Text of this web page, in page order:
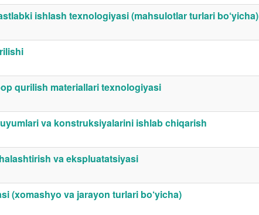
ishlash texnologiyasi (mahsulotlar turlari bo‘yicha)
qurilish materiallari texnologiyasi
va konstruksiyalarini ishlab chiqarish
va ekspluatatsiyasi
(xomashyo va jarayon turlari bo‘yicha)